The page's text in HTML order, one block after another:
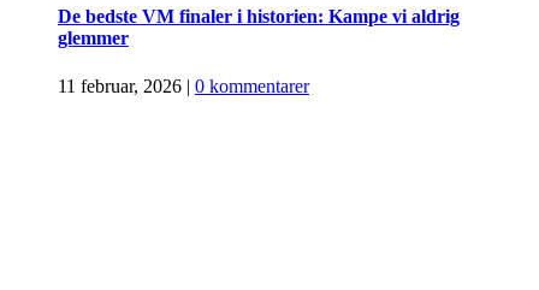
De bedste VM finaler i historien: Kampe vi aldrig
glemmer
11 februar, 2026 | 0 kommentarer